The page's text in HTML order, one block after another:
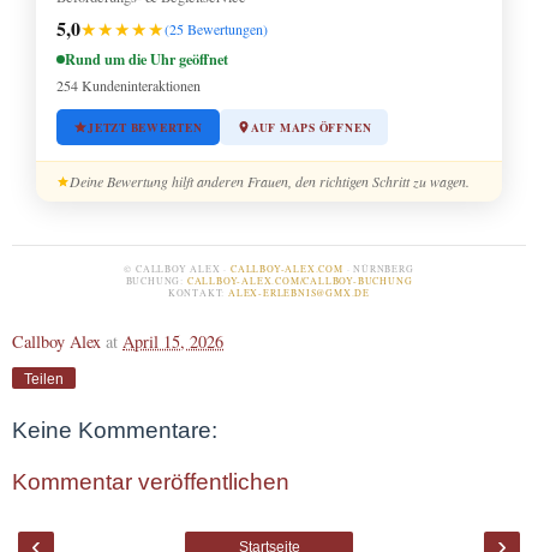
5,0★★★★★(25 Bewertungen)
Rund um die Uhr geöffnet
254 Kundeninteraktionen
JETZT BEWERTEN AUF MAPS ÖFFNEN
Deine Bewertung hilft anderen Frauen, den richtigen Schritt zu wagen.
© CALLBOY ALEX · CALLBOY-ALEX.COM · NÜRNBERG
BUCHUNG: CALLBOY-ALEX.COM/CALLBOY-BUCHUNG
KONTAKT:ALEX-ERLEBNIS@GMX.DE
Callboy Alex at April 15, 2026
Teilen
Keine Kommentare:
Kommentar veröffentlichen
Startseite